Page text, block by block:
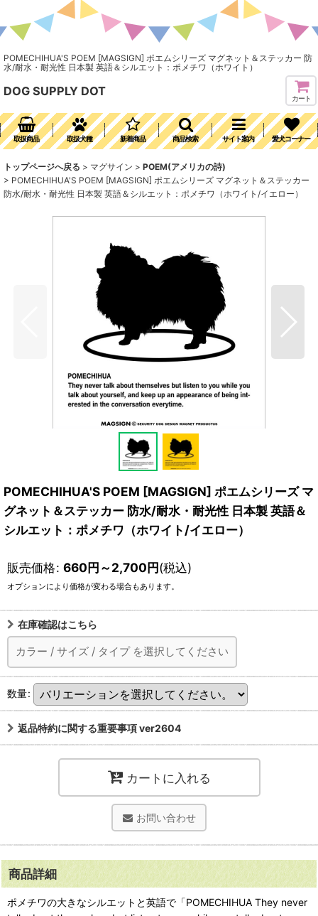
POMECHIHUA'S POEM [MAGSIGN] ポエムシリーズ マグネット＆ステッカー 防
水/耐水・耐光性 日本製 英語＆シルエット：ポメチワ（ホワイト）
DOG SUPPLY DOT
カート
取扱商品 取扱犬種 新着商品 商品検索 サイト案内 愛犬コーナー
トップページへ戻る > マグサイン > POEM(アメリカの詩)
> POMECHIHUA'S POEM [MAGSIGN] ポエムシリーズ マグネット＆ステッカー
防水/耐水・耐光性 日本製 英語＆シルエット：ポメチワ（ホワイト/イエロー）
POMECHIHUA'S POEM [MAGSIGN] ポエムシリーズ マ
グネット＆ステッカー 防水/耐水・耐光性 日本製 英語＆
シルエット：ポメチワ（ホワイト/イエロー）
販売価格: 660円～2,700円(税込)
オプションにより価格が変わる場合もあります。
在庫確認はこちら
カラー / サイズ / タイプ を選択してください
数量:
返品特約に関する重要事項 ver2604
カートに入れる
お問い合わせ
商品詳細
ポメチワの大きなシルエットと英語で「POMECHIHUA They never